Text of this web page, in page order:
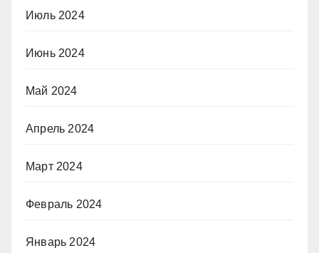
Июль 2024
Июнь 2024
Май 2024
Апрель 2024
Март 2024
Февраль 2024
Январь 2024